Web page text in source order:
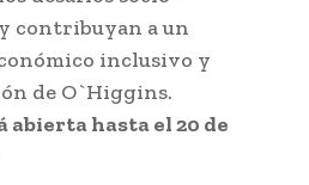
contribuyan a un
inclusivo y
de O`Higgins.
abierta hasta el 20 de